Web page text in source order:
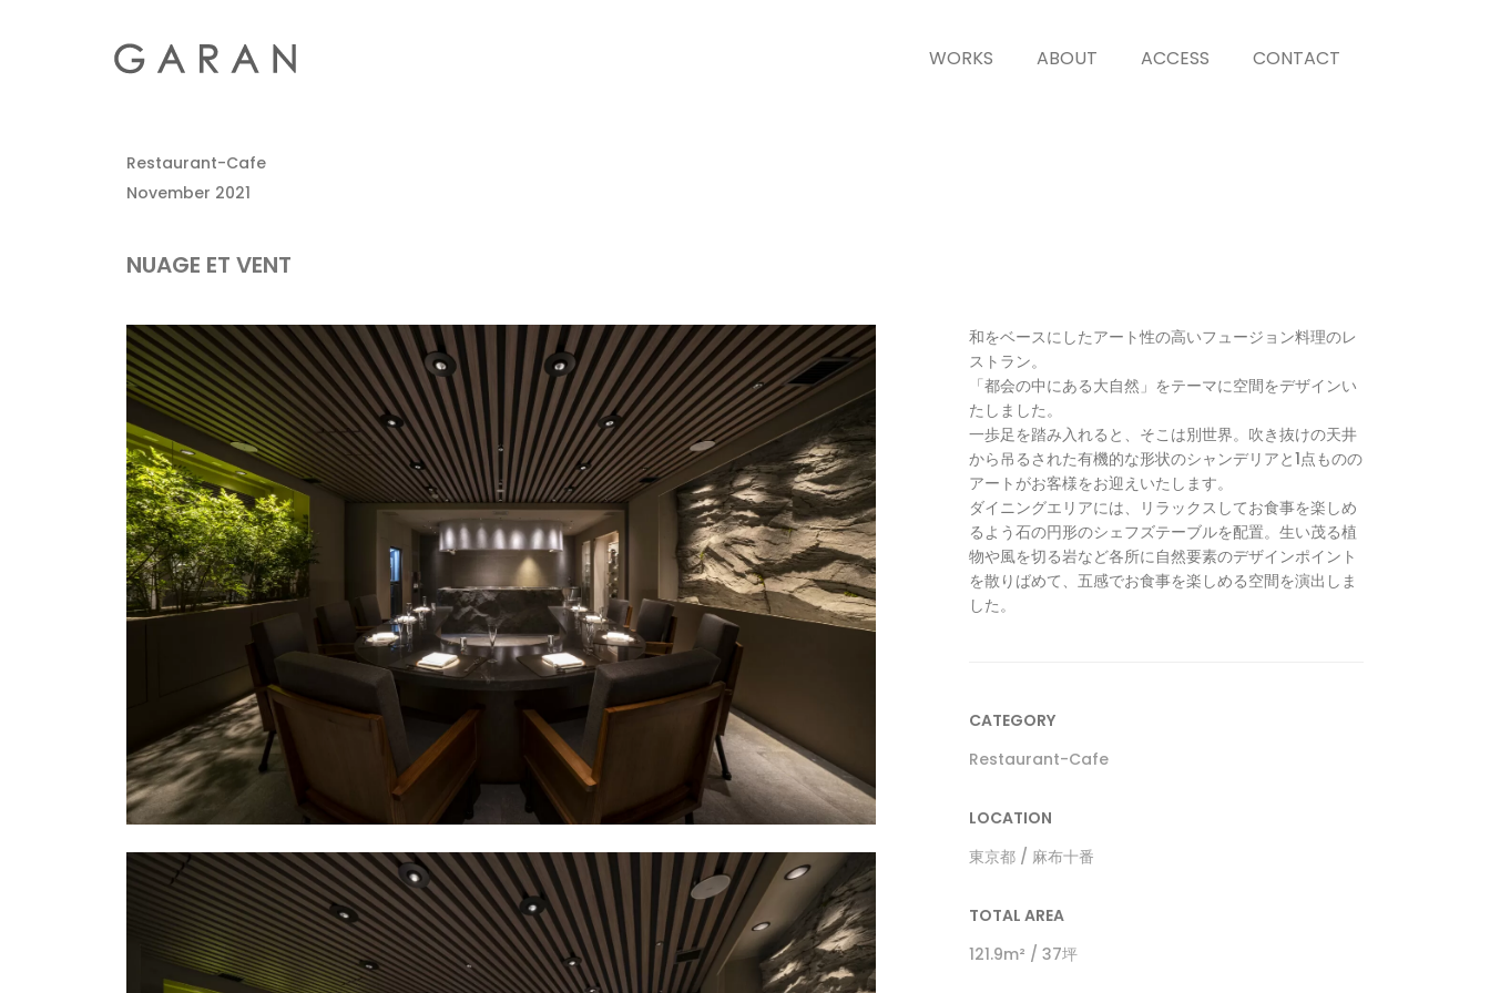
WORKS ABOUT ACCESS CONTACT
Restaurant-Cafe
November 2021
NUAGE ET VENT
和をベースにしたアート性の高いフュージョン料理のレ
ストラン。
「都会の中にある大自然」をテーマに空間をデザインい
たしました。
一歩足を踏み入れると、そこは別世界。吹き抜けの天井
から吊るされた有機的な形状のシャンデリアと1点ものの
アートがお客様をお迎えいたします。
ダイニングエリアには、リラックスしてお食事を楽しめ
るよう石の円形のシェフズテーブルを配置。生い茂る植
物や風を切る岩など各所に自然要素のデザインポイント
を散りばめて、五感でお食事を楽しめる空間を演出しま
した。
CATEGORY
Restaurant-Cafe
LOCATION
東京都 / 麻布十番
TOTAL AREA
121.9m² / 37坪